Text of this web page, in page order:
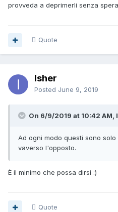
provveda a deprimerli senza
Quote
Isher
Posted June 9, 2019
On 6/9/2019 at 10:42 AM,
Ad ogni modo questi sono
vaverso l'opposto.
È il minimo che possa dirsi :)
Quote